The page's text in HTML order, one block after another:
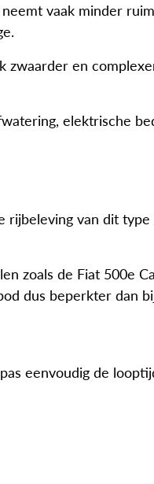
vaak minder
zwaarder en
elektrische
van dit
zoals de Fiat 500e
dus beperkter dan
eenvoudig de